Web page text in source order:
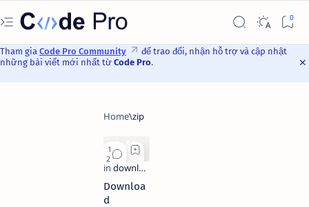
Tham gia Code Pro Community
để trao đổi, nhận hỗ trợ và cập nhật
những bài viết mới nhất từ Code Pro.
Downloa
d